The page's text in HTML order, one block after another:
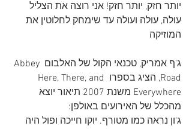
יותר חזק, יותר חזק! אני רוצה את הצליל
עולה, עולה ועולה עד שימחק לחלוטין את
המוזיקה
ג'ף אמריק, טכנאי הקול של האלבום Abbey
Road, הציג בספרו Here, There, and
Everywhere משנת 2007 תיאור יוצא
מהכלל של האירועים באולפן:
ג'ון נראה כמו מטורף. יוקו חייכה ופול היה